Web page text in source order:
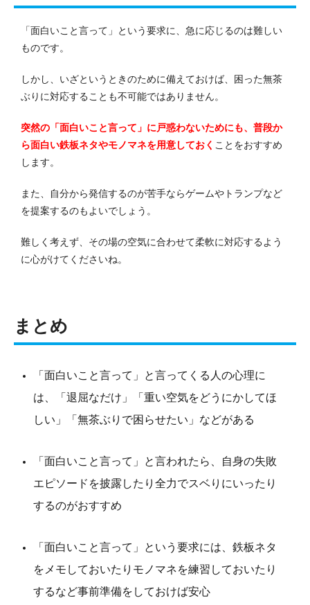
「面白いこと言って」という要求に、急に応じるのは難しい
ものです。
しかし、いざというときのために備えておけば、困った無茶
ぶりに対応することも不可能ではありません。
突然の「面白いこと言って」に戸惑わないためにも、普段か
ら面白い鉄板ネタやモノマネを用意しておく ことをおすすめ
します。
また、自分から発信するのが苦手ならゲームやトランプなど
を提案するのもよいでしょう。
難しく考えず、その場の空気に合わせて柔軟に対応するよう
に心がけてくださいね。
まとめ
「面白いこと言って」と言ってくる人の心理に
は、「退屈なだけ」「重い空気をどうにかしてほ
しい」「無茶ぶりで困らせたい」などがある
「面白いこと言って」と言われたら、自身の失敗
エピソードを披露したり全力でスベりにいったり
するのがおすすめ
「面白いこと言って」という要求には、鉄板ネタ
をメモしておいたりモノマネを練習しておいたり
するなど事前準備をしておけば安心